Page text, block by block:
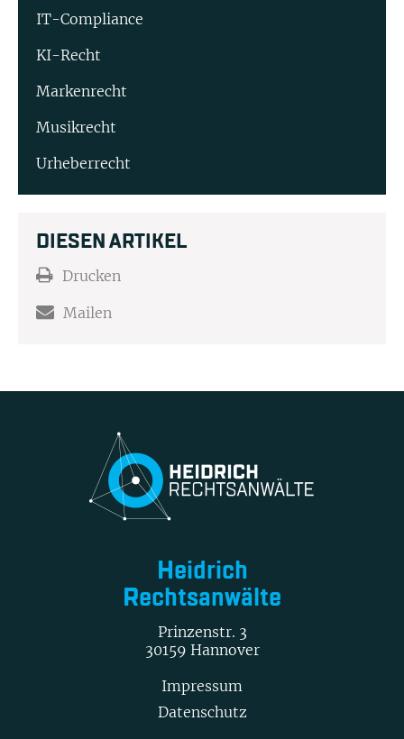
IT-Compliance
KI-Recht
Markenrecht
Musikrecht
Urheberrecht
DIESEN ARTIKEL
Drucken
Mailen
Heidrich
Rechtsanwälte
Prinzenstr. 3
30159 Hannover
Impressum
Datenschutz